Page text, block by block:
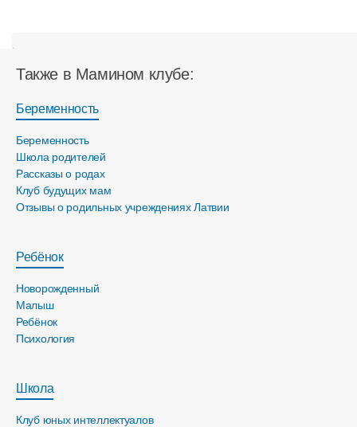
Также в Мамином клубе:
Беременность
Беременность
Школа родителей
Рассказы о родах
Клуб будущих мам
Отзывы о родильных учреждениях Латвии
Ребёнок
Новорожденный
Малыш
Ребёнок
Психология
Школа
Клуб юных интеллектуалов